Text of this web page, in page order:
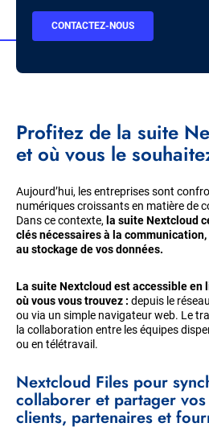
BOUTON
CONTACTEZ-NOUS
Profitez de la suite
et où vous le
Aujourd’hui, les entreprises sont
numériques croissants en matière de
Dans ce contexte, la suite Nextcloud
clés nécessaires à la
au stockage de vos données.
La suite Nextcloud est accessible en
où vous vous trouvez : depuis le
ou via un simple navigateur web. Le
la collaboration entre les équipes
ou en télétravail.
Nextcloud Files pour
collaborer et partager
clients, partenaires et